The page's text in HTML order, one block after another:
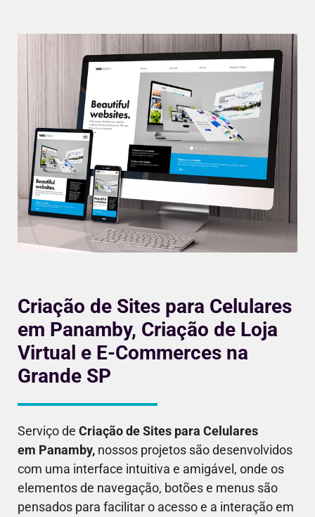
Criação de Sites para Celulares
em Panamby, Criação de Loja
Virtual e E-Commerces na
Grande SP
Serviço de Criação de Sites para Celulares
em Panamby, nossos projetos são desenvolvidos
com uma interface intuitiva e amigável, onde os
elementos de navegação, botões e menus são
pensados para facilitar o acesso e a interação em